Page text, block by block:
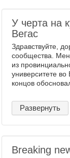
У черта на
Вегас
Здравствуйте,
сообщества.
из
университете
концов
Развернуть
Breaking